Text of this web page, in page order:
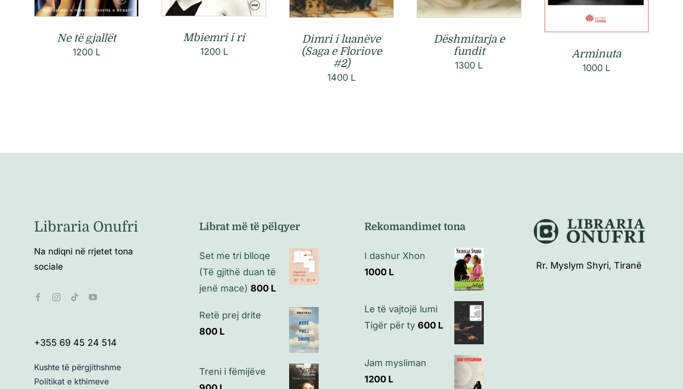
Ne të gjallët
1200 L
Mbiemri i ri
1200 L
Dimri i luanëve
(Saga e Floriove
#2)
1400 L
Dëshmitarja e
fundit
1300 L
Arminuta
1000 L
Libraria Onufri
Na ndiqni në rrjetet tona
sociale
+355 69 45 24 514
Kushte të përgjithshme
Politikat e kthimeve
Librat më të pëlqyer
Set me tri blloqe
(Të gjithë duan të
jenë mace) 800 L
Retë prej drite
800 L
Treni i fëmijëve
Rekomandimet tona
I dashur Xhon
1000 L
Le të vajtojë lumi
Tigër për ty 600 L
Jam mysliman
1200 L
Rr. Myslym Shyri, Tiranë